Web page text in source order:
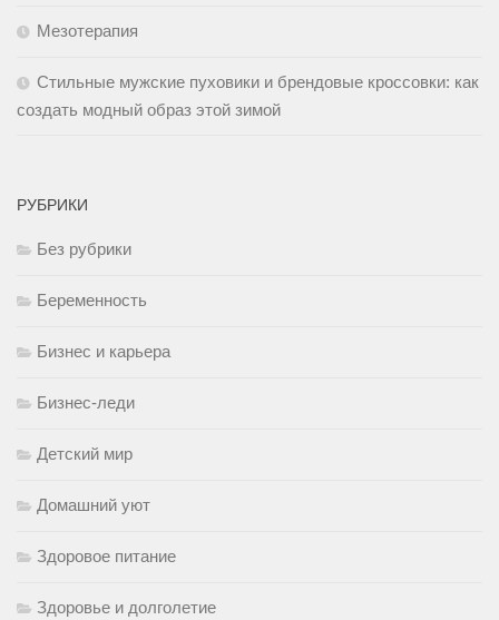
Мезотерапия
Стильные мужские пуховики и брендовые кроссовки: как
создать модный образ этой зимой
РУБРИКИ
Без рубрики
Беременность
Бизнес и карьера
Бизнес-леди
Детский мир
Домашний уют
Здоровое питание
Здоровье и долголетие